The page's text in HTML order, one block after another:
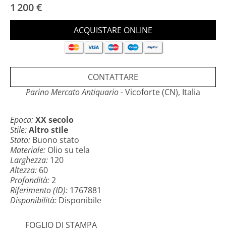
facilmente inseribile in diversi punti della casa, di
piacevole arredamento e bella proporzione. La tela
presenta piccole cadute di colore (vedi foto), opera
nel complesso in discrete condizioni.
Come ogni nostro articolo verrà accompagnato da un
certificato di autenticità e garanzia con
documentazione fotografica. Visitate il nostro sito
www.parino.it, spedizione gratuita in tutta Europa in
senza interessi.
1 200 €
CONTATTARE
Parino Mercato Antiquario- Vicoforte (CN), Italia
Epoca:XX secolo
Stile:Altro stile
Stato: Buono stato
Materiale: Olio su tela
Larghezza: 120
Altezza: 60
Profondità:2
Riferimento (ID): 1767881
Disponibilità: Disponibile
FOGLIO DI STAMPA